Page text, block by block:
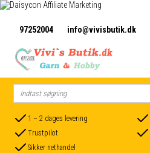
97252004 info@vivisbutik.dk
1 – 2 dages levering
Trustpilot
Sikker nethandel